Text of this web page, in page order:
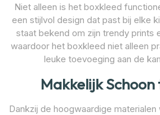
Niet alleen is het boxkleed
een stijlvol design dat past bij elke
staat bekend om zijn trendy prints
waardoor het boxkleed niet alleen
leuke toevoeging aan de
Makkelijk
Dankzij de hoogwaardige